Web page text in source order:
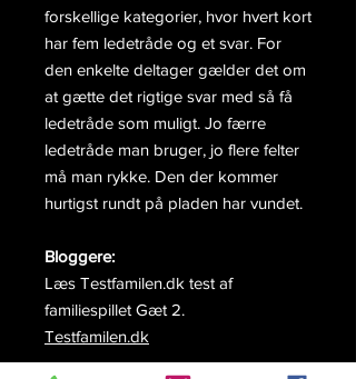
forskellige kategorier, hvor hvert kort
har fem ledetråde og et svar. For
den enkelte deltager gælder det om
at gætte det rigtige svar med så få
ledetråde som muligt. Jo færre
ledetråde man bruger, jo flere felter
må man rykke. Den der kommer
hurtigst rundt på pladen har vundet.
Bloggere:
Læs Testfamilen.dk test af
familiespillet Gæt 2.
Testfamilen.dk